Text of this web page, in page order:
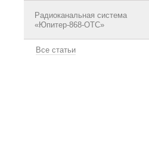
Радиоканальная система
«Юпитер-868-ОТС»
Все статьи